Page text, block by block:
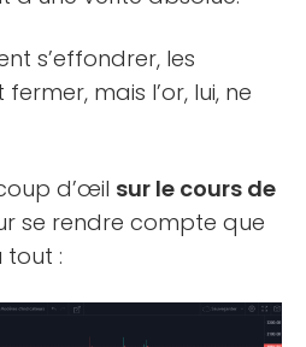
s’effondrer, les
mais l’or, lui, ne
d’œil sur le cours de
se rendre compte que
tout :